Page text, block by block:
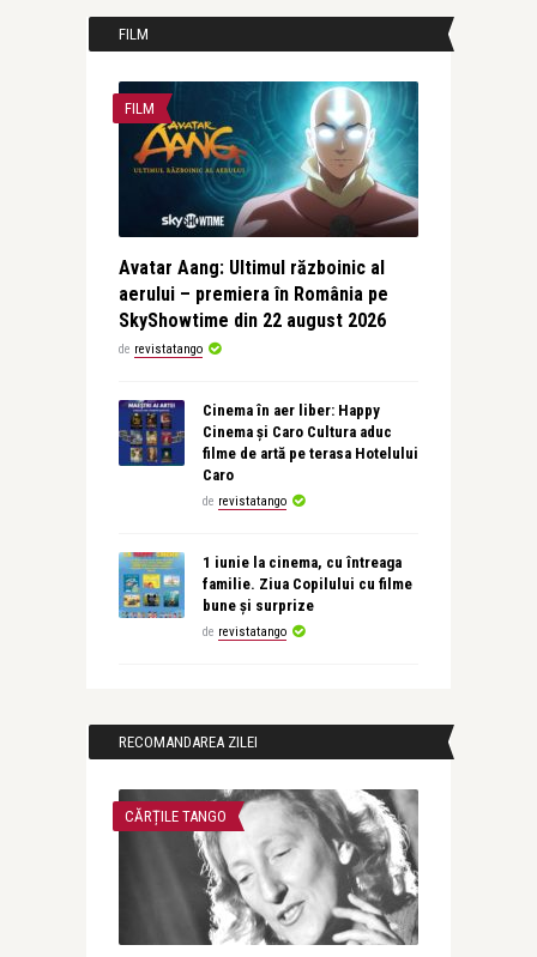
FILM
FILM
Avatar Aang: Ultimul războinic al
aerului – premiera în România pe
SkyShowtime din 22 august 2026
de revistatango
Cinema în aer liber: Happy
Cinema și Caro Cultura aduc
filme de artă pe terasa Hotelului
Caro
de revistatango
1 iunie la cinema, cu întreaga
familie. Ziua Copilului cu filme
bune și surprize
de revistatango
RECOMANDAREA ZILEI
CĂRȚILE TANGO